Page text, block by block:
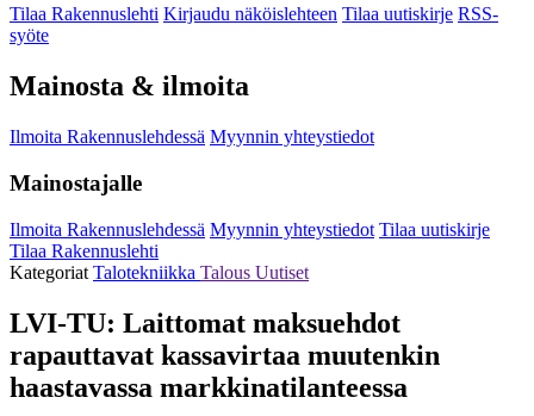
Tilaa Rakennuslehti Kirjaudu näköislehteen Tilaa uutiskirje RSS-
syöte
Mainosta & ilmoita
Ilmoita Rakennuslehdessä Myynnin yhteystiedot
Mainostajalle
Ilmoita Rakennuslehdessä Myynnin yhteystiedot Tilaa uutiskirje
Tilaa Rakennuslehti
Kategoriat Talotekniikka Talous Uutiset
LVI-TU: Laittomat maksuehdot
rapauttavat kassavirtaa muutenkin
haastavassa markkinatilanteessa